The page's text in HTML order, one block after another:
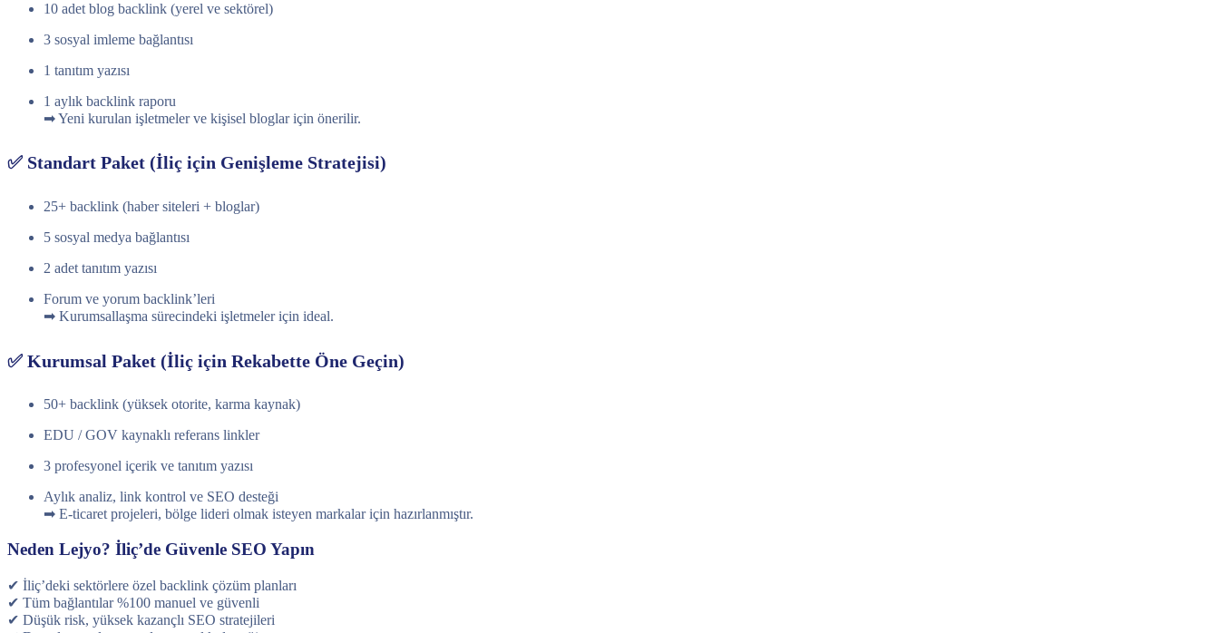
10 adet blog backlink (yerel ve sektörel)
3 sosyal imleme bağlantısı
1 tanıtım yazısı
1 aylık backlink raporu
➡ Yeni kurulan işletmeler ve kişisel bloglar için önerilir.
✅ Standart Paket (İliç için Genişleme Stratejisi)
25+ backlink (haber siteleri + bloglar)
5 sosyal medya bağlantısı
2 adet tanıtım yazısı
Forum ve yorum backlink’leri
➡ Kurumsallaşma sürecindeki işletmeler için ideal.
✅ Kurumsal Paket (İliç için Rekabette Öne Geçin)
50+ backlink (yüksek otorite, karma kaynak)
EDU / GOV kaynaklı referans linkler
3 profesyonel içerik ve tanıtım yazısı
Aylık analiz, link kontrol ve SEO desteği
➡ E-ticaret projeleri, bölge lideri olmak isteyen markalar için hazırlanmıştır.
Neden Lejyo? İliç’de Güvenle SEO Yapın
✔ İliç’deki sektörlere özel backlink çözüm planları
✔ Tüm bağlantılar %100 manuel ve güvenli
✔ Düşük risk, yüksek kazançlı SEO stratejileri